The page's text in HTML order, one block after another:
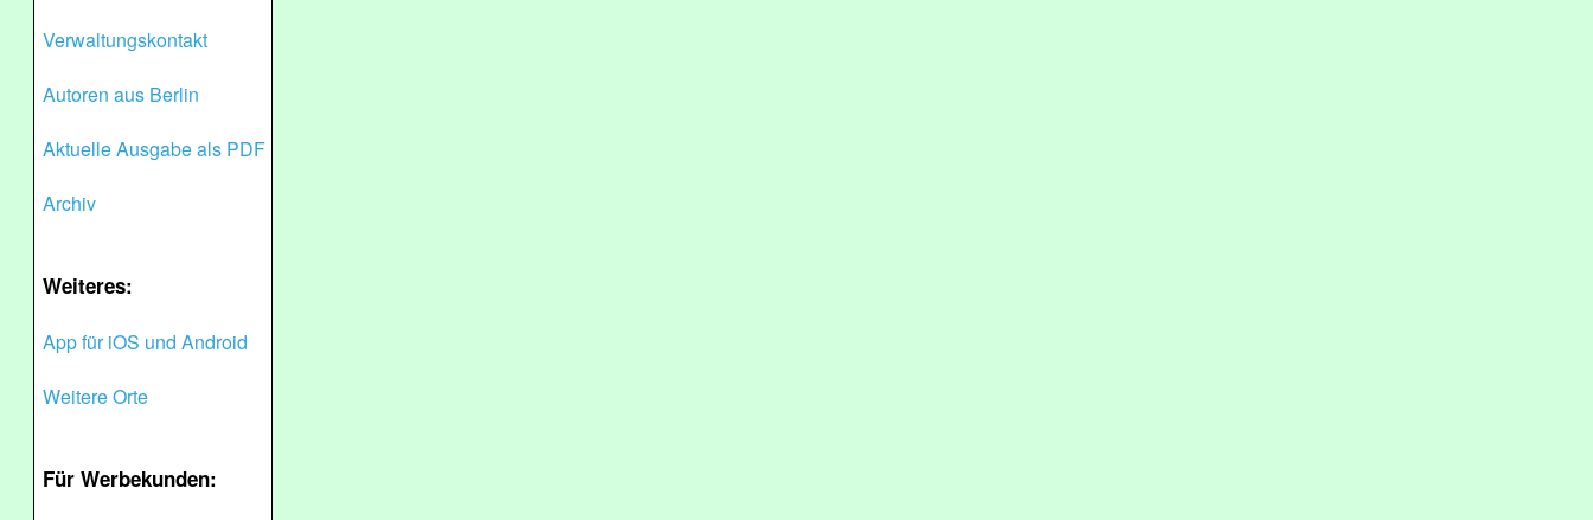
Verwaltungskontakt
Autoren aus Berlin
Aktuelle Ausgabe als PDF
Archiv
Weiteres:
App für iOS und Android
Weitere Orte
Für Werbekunden: